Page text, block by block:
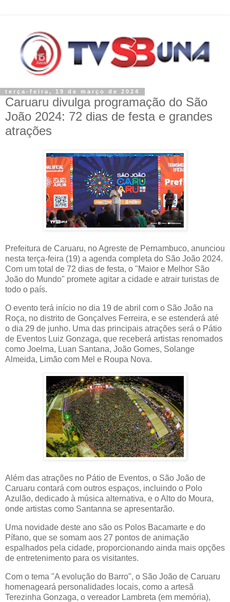
terça-feira, 19 de março de 2024
Caruaru divulga programação do São
João 2024: 72 dias de festa e grandes
atrações
Prefeitura de Caruaru, no Agreste de Pernambuco, anunciou
nesta terça-feira (19) a agenda completa do São João 2024.
Com um total de 72 dias de festa, o "Maior e Melhor São
João do Mundo" promete agitar a cidade e atrair turistas de
todo o país.
O evento terá início no dia 19 de abril com o São João na
Roça, no distrito de Gonçalves Ferreira, e se estenderá até
o dia 29 de junho. Uma das principais atrações será o Pátio
de Eventos Luiz Gonzaga, que receberá artistas renomados
como Joelma, Luan Santana, João Gomes, Solange
Almeida, Limão com Mel e Roupa Nova.
Além das atrações no Pátio de Eventos, o São João de
Caruaru contará com outros espaços, incluindo o Polo
Azulão, dedicado à música alternativa, e o Alto do Moura,
onde artistas como Santanna se apresentarão.
Uma novidade deste ano são os Polos Bacamarte e do
Pífano, que se somam aos 27 pontos de animação
espalhados pela cidade, proporcionando ainda mais opções
de entretenimento para os visitantes.
Com o tema "A evolução do Barro", o São João de Caruaru
homenageará personalidades locais, como a artesã
Terezinha Gonzaga, o vereador Lambreta (em memória),